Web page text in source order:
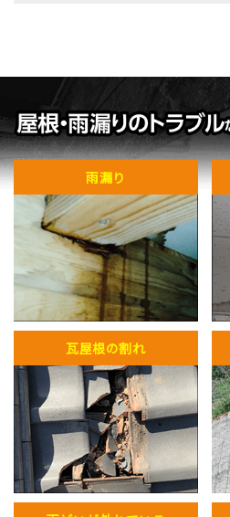
雨漏り
瓦屋根の割れ